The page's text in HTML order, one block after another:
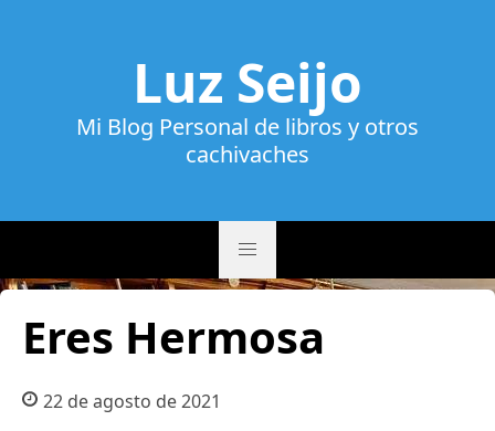
Luz Seijo
Mi Blog Personal de libros y otros
cachivaches
Eres Hermosa
22 de agosto de 2021